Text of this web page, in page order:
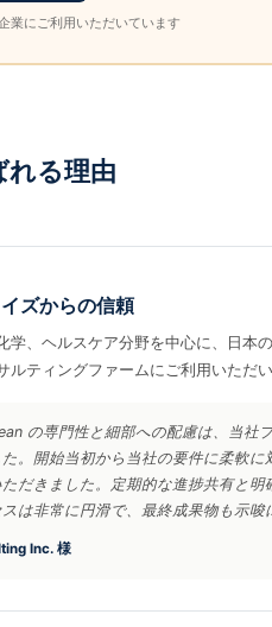
業にご利用いただいています
れる理由
ズからの信頼
学、ヘルスケア分野を中心に、日本
ルティングファームにご利用いただい
の専門性と細部への配慮は、当社
た。開始当初から当社の要件に柔軟
だきました。定期的な進捗共有と
は非常に円滑で、最終成果物も示唆
Inc. 様